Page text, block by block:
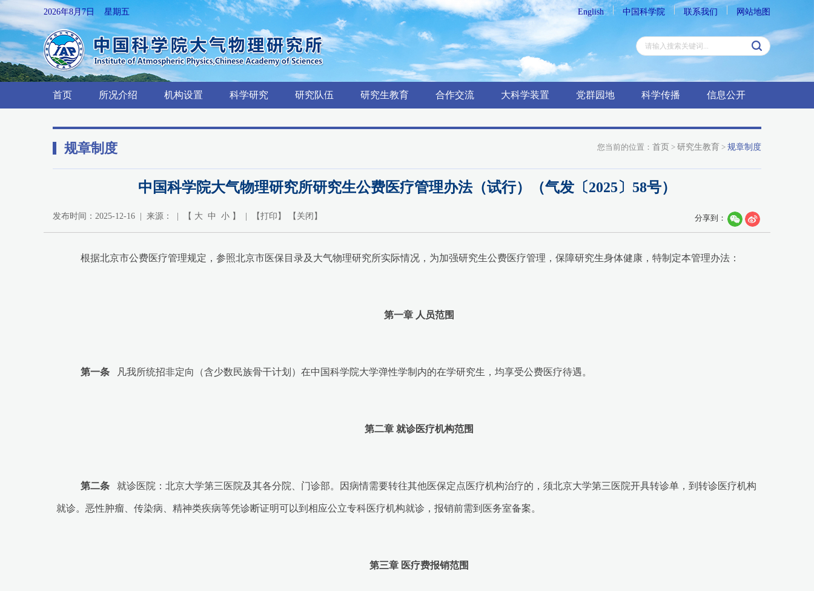
2026年8月7日 星期五 English 中国科学院 联系我们 网站地图
首页 所况介绍 机构设置 科学研究 研究队伍 研究生教育 合作交流 大科学装置 党群园地 科学传播 信息公开
规章制度 您当前的位置： 首页 > 研究生教育 > 规章制度
中国科学院大气物理研究所研究生公费医疗管理办法（试行）（气发〔2025〕58号）
发布时间：2025-12-16 | 来源： | 【 大 中 小 】 | 【打印 】 【 关闭 】 分享到：
根据北京市公费医疗管理规定，参照北京市医保目录及大气物理研究所实际情况，为加强研究生公费医疗管理，保障研究生身体健康，特制定本管理办法：
第一章 人员范围
第一条 凡我所统招非定向 （含少数民族骨干计划）在中国科学院大学弹性学制内的在学研究生，均享受公费医疗待遇。
第二章 就诊医疗机构范围
第二条 就诊医院：北京大学第三医院及其各分院、门诊部。因病情需要转往其他医保定点医疗机构治疗的，须北京大学第三医院开具转诊单，到转诊医疗机构
就诊。恶性肿瘤、传染病、精神类疾病等凭诊断证明可以到相应公立专科医疗机构就诊，报销前需到医务室备案。
第三章 医疗费报销范围